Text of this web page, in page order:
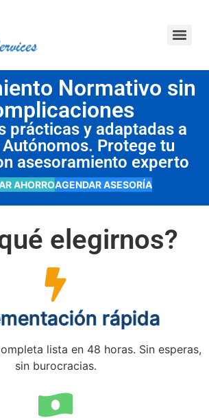
Normativo sin
prácticas y adaptadas a
Autónomos. Protege tu
asesoramiento experto
AHORROAGENDAR ASESORÍA
elegirnos?
rápida
lista en 48 horas. Sin esperas,
sin burocracias.